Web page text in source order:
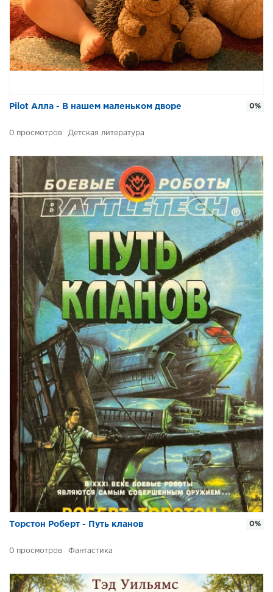
Pilot Алла - В нашем маленьком дворе
0 Детская литература
0%
Торстон Роберт - Путь кланов
0 Фантастика
0%